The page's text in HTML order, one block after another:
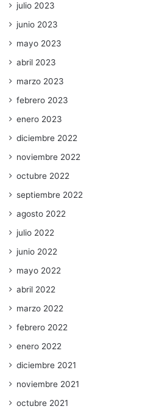
julio 2023
junio 2023
mayo 2023
abril 2023
marzo 2023
febrero 2023
enero 2023
diciembre 2022
noviembre 2022
octubre 2022
septiembre 2022
agosto 2022
julio 2022
junio 2022
mayo 2022
abril 2022
marzo 2022
febrero 2022
enero 2022
diciembre 2021
noviembre 2021
octubre 2021